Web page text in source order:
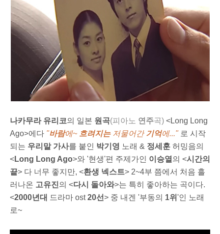
나카무라 유리코의 일본 원곡(피아노 연주곡) <Long Long
Ago>에다 "바람에~ 흐려지는저물어간기억에..." 로 시작
되는 우리말 가사를 붙인 박기영 노래 & 정세훈 허밍음의
<Long Long Ago>와 '현생'편 주제가인 이승열 의 <시간의
끝> 다 너무 좋지만, <환생 넥스트> 2~4부 쯤에서 처음 흘
러나온 고유진의 <다시 돌아와>는 특히 좋아하는 곡이다.
<2000년대 드라마 ost20선> 중 내겐 '부동의 1위 '인 노래
로~